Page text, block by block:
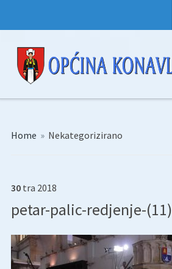
Home » Nekategorizirano
30 tra 2018
petar-palic-redjenje-(11)